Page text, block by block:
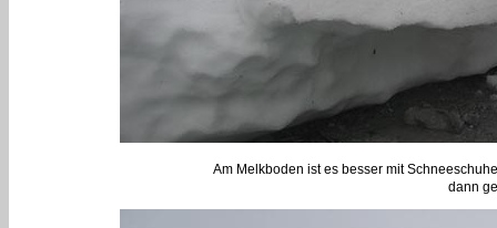
Am Melkboden ist es besser mit
dann